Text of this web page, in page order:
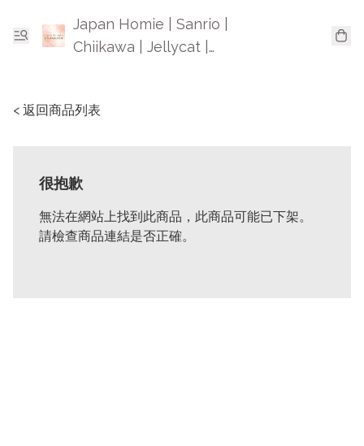
Japan Homie | Sanrio |
Chiikawa | Jellycat |
< 返回商品列表
很抱歉
無法在網站上找到此商品，此商品可能已下架。
請檢查商品連結是否正確。